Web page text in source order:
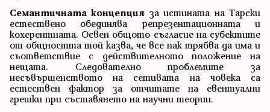
Семантичната концепция за истината на Тарски
естествено обединява репрезентационната и
кохерентната. Освен общото съгласие на субектите
от общността той казва, че все пак трябва да има и
съответствие с действителното положение на
нещата. Следователно проблемите за
несъвършенството на сетивата на човека са
естествен фактор за отчитате на евентуални
грешки при съставянето на научни теории.